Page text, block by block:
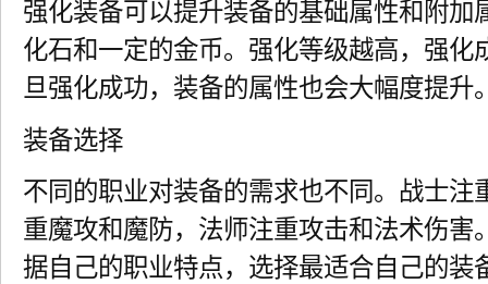
强化装备可以提升装备的基础属性和附加
化石和一定的金币。强化等级越高，强化
旦强化成功，装备的属性也会大幅度提升
装备选择
不同的职业对装备的需求也不同。战士注
重魔攻和魔防，法师注重攻击和法术伤害
据自己的职业特点，选择最适合自己的装